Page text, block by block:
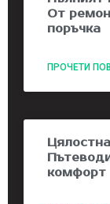
От
поръчка
ПРОЧЕТИ
комфорт